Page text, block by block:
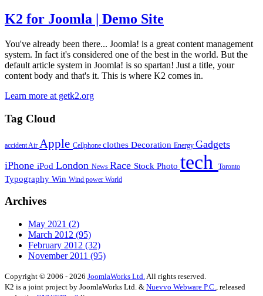
K2 for Joomla | Demo Site
You've already been there... Joomla! is a great content management
system. In fact it's considered one of the best in the world. But the
default article system in Joomla! is so spartan! Just a title, your
content body and that's it. This is where K2 comes in.
Learn more at getk2.org
Tag Cloud
accident Air Apple Cellphone clothes Decoration Energy Gadgets
iPhone iPod London News Race Stock Photo tech Toronto
Typography Win Wind power World
Archives
May 2021 (2)
March 2012 (95)
February 2012 (32)
November 2011 (95)
Copyright © 2006 - 2026 JoomlaWorks Ltd.All rights reserved.
K2 is a joint project by JoomlaWorks Ltd. & Nuevvo Webware P.C., released